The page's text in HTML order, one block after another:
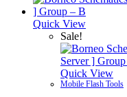
Quick View
Sale!
Quick View
Mobile Flash Tools